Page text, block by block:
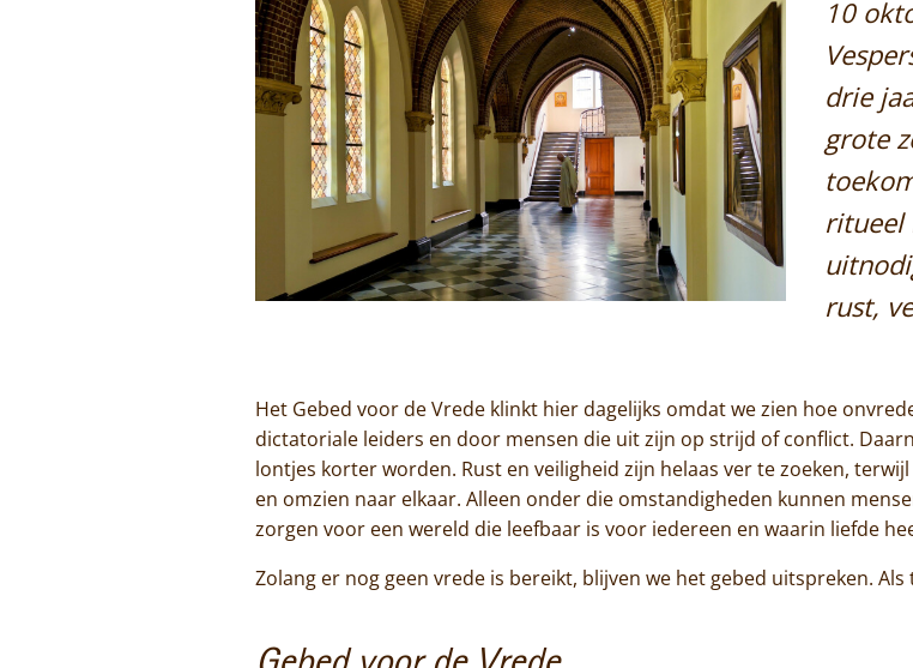
Home
Trappisten
De abdij
De
10
drie
grote
ritueel
rust,
Het Gebed voor de Vrede klinkt hier dagelijks omdat we zien hoe
dictatoriale leiders en door mensen die uit zijn op strijd of conflict.
lontjes korter worden. Rust en veiligheid zijn helaas ver te zoeken,
en omzien naar elkaar. Alleen onder die omstandigheden kunnen
zorgen voor een wereld die leefbaar is voor iedereen en waarin liefde
Zolang er nog geen vrede is bereikt, blijven we het gebed uitspreken.